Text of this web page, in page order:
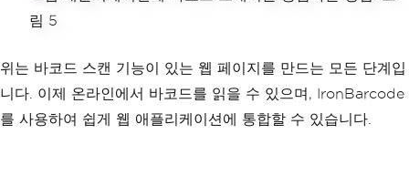
// Display t
he scanned barcode result
                lblResult
.Te
위는 바코드 스캔 기능이 있는 웹 페이지를 만드는 모든 단계입
니다. 이제 온라인에서 바코드를 읽을 수 있으며, IronBarcode
를 사용하여 쉽게 웹 애플리케이션에 통합할 수 있습니다.